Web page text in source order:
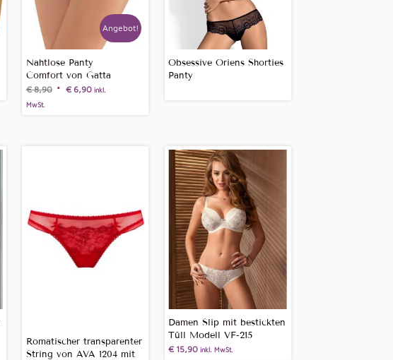
Nahtlose Panty
Comfort von Gatta
€8,90 €6,90 inkl.
MwSt.
Angebot!
Obsessive Oriens Shorties
Panty
Romatischer transparenter
String von AVA 1204 mit
Damen Slip mit bestickten
Tüll Modell VF-215
€15,90 inkl. MwSt.